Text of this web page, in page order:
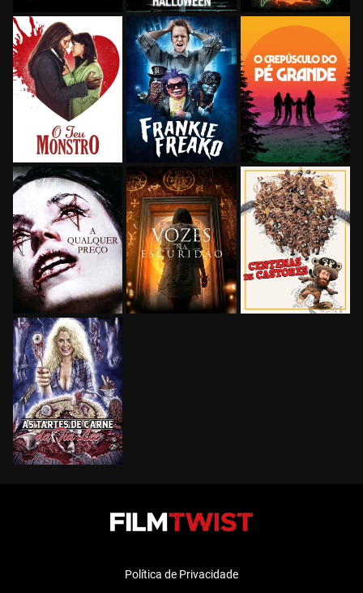
Política de Privacidade